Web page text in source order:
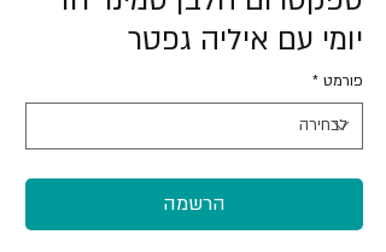
יומי עם איליה גפטר
פורמט *
הרשמה